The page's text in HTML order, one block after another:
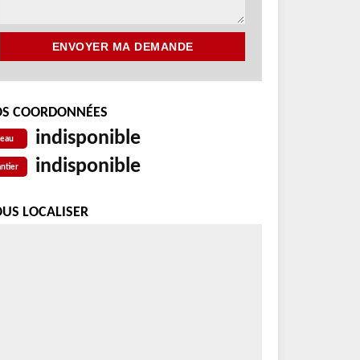
COORDONNÉES
indisponible
indisponible
LOCALISER